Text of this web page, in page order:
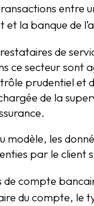
entre
et la banque de
de
ce secteur sont
prudentiel et
de la
modèle, les
par le client
de compte
du compte, le